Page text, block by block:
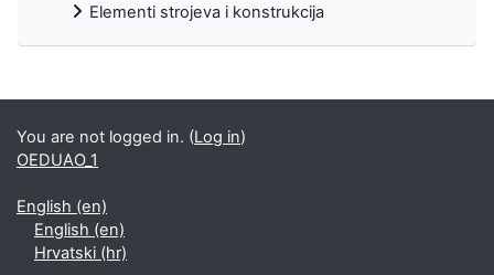
Elementi strojeva i konstrukcija
You are not logged in. (Log in)
OEDUAO_1
English ‎(en)‎
English ‎(en)‎
Hrvatski ‎(hr)‎